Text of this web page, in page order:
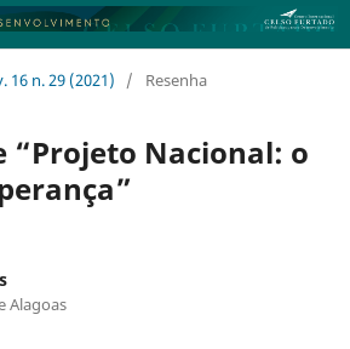
16 n. 29 (2021) / Resenha
“Projeto Nacional: o
Alagoas